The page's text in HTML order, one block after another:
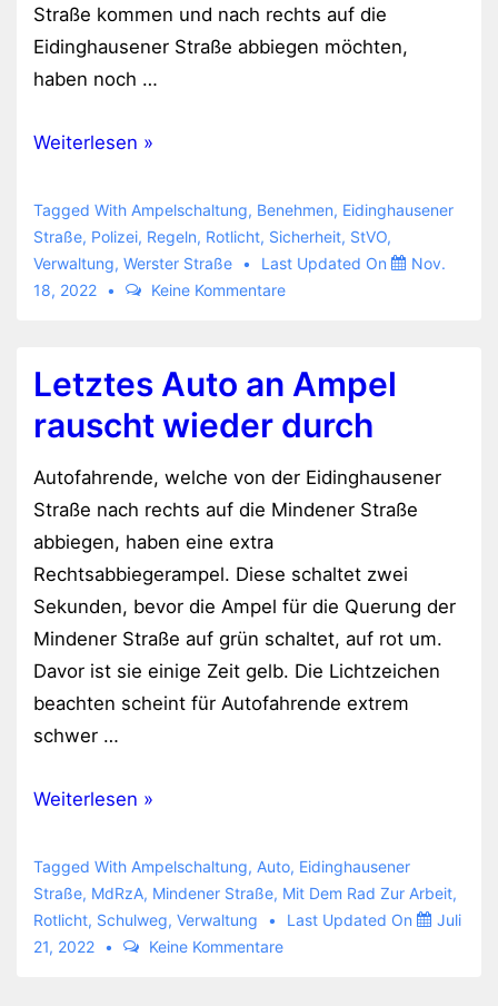
Straße kommen und nach rechts auf die
Eidinghausener Straße abbiegen möchten,
haben noch …
Rote
Egal.
Weiterlesen »
Tagged With Ampelschaltung, Benehmen, Eidinghausener
Straße, Polizei, Regeln, Rotlicht, Sicherheit, StVO,
Verwaltung, Werster Straße Last Updated On
Nov.
18, 2022
Keine Kommentare
Letztes Auto an Ampel
rauscht wieder durch
Autofahrende, welche von der Eidinghausener
Straße nach rechts auf die Mindener Straße
abbiegen, haben eine extra
Rechtsabbiegerampel. Diese schaltet zwei
Sekunden, bevor die Ampel für die Querung der
Mindener Straße auf grün schaltet, auf rot um.
Davor ist sie einige Zeit gelb. Die Lichtzeichen
beachten scheint für Autofahrende extrem
schwer …
Letztes
an
Ampel
rauscht
wieder
Weiterlesen »
Tagged With Ampelschaltung, Auto, Eidinghausener
Straße, MdRzA, Mindener Straße, Mit Dem Rad Zur Arbeit,
Rotlicht, Schulweg, Verwaltung Last Updated On
Juli
21, 2022
Keine Kommentare